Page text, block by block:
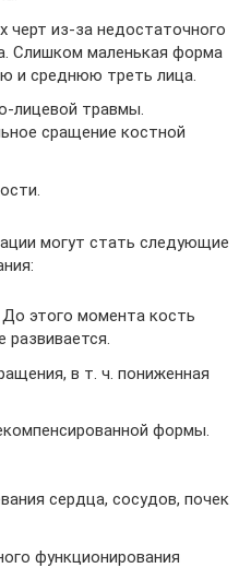
черт из-за недостаточного
Слишком маленькая форма
и среднюю треть лица.
лицевой травмы.
сращение костной
могут стать следующие
этого момента кость
в т. ч. пониженная
формы.
сердца, сосудов, почек
функционирования